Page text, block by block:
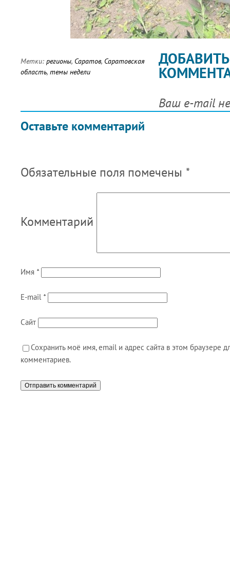
Метки: регионы, Саратов, Саратовская
область, темы недели
Оставьте комментарий
ДОБАВИТЬ
Ваш e-mail
Обязательные поля помечены *
Комментарий
Имя *
E-mail *
Сайт
Сохранить моё имя, email и адрес сайта в этом браузере
комментариев.